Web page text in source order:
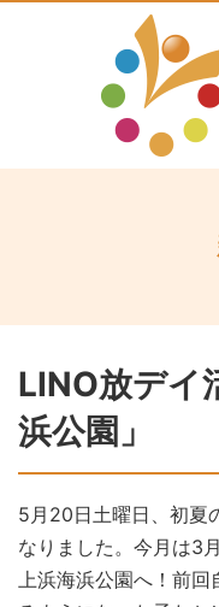
LINO放デイ
浜公園」
5月20日土曜日、初夏
なりました。今月は3
上浜海浜公園へ！前回